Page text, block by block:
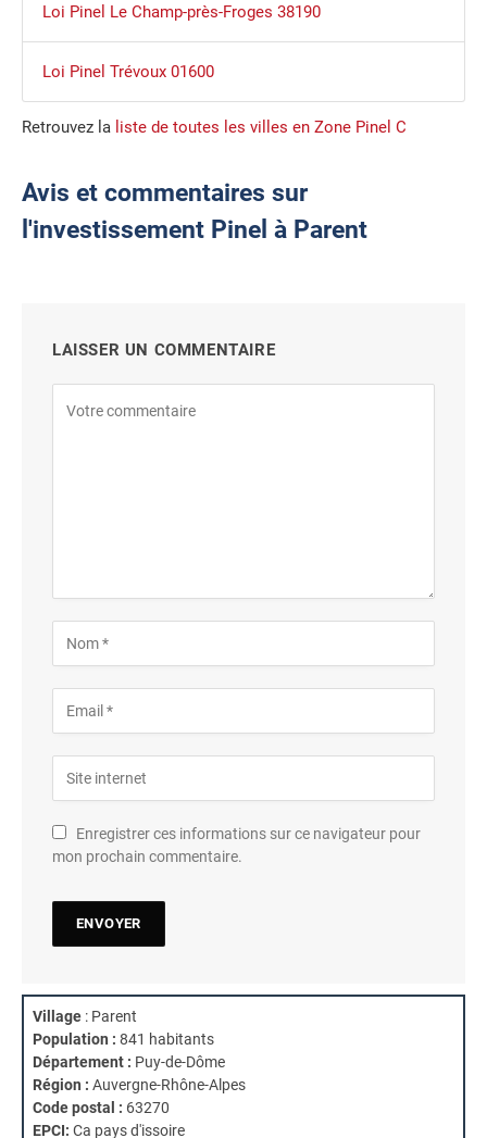
Loi Pinel Le Champ-près-Froges 38190
Loi Pinel Trévoux 01600
Retrouvez la liste de toutes les villes en Zone Pinel C
Avis et commentaires sur
l'investissement Pinel à Parent
LAISSER UN COMMENTAIRE
Enregistrer ces informations sur ce navigateur pour
mon prochain commentaire.
Village : Parent
Population : 841 habitants
Département : Puy-de-Dôme
Région : Auvergne-Rhône-Alpes
Code postal : 63270
EPCI: Ca pays d'issoire